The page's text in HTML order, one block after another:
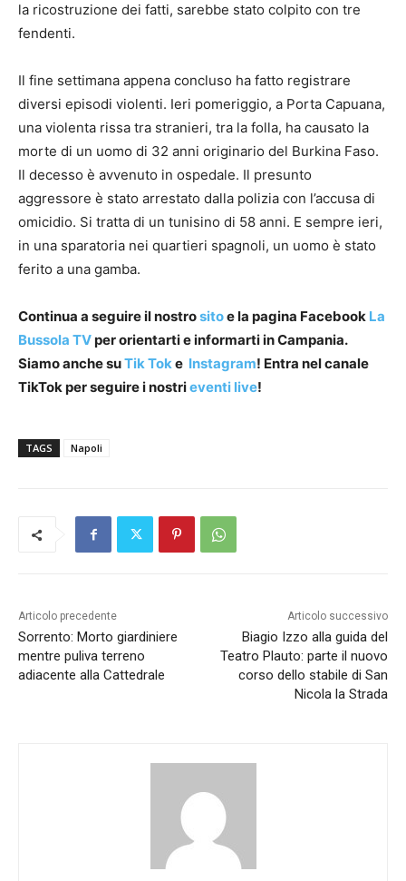
la ricostruzione dei fatti, sarebbe stato colpito con tre
fendenti.
Il fine settimana appena concluso ha fatto registrare
diversi episodi violenti. Ieri pomeriggio, a Porta Capuana,
una violenta rissa tra stranieri, tra la folla, ha causato la
morte di un uomo di 32 anni originario del Burkina Faso.
Il decesso è avvenuto in ospedale. Il presunto
aggressore è stato arrestato dalla polizia con l’accusa di
omicidio. Si tratta di un tunisino di 58 anni. E sempre ieri,
in una sparatoria nei quartieri spagnoli, un uomo è stato
ferito a una gamba.
Continua a seguire il nostrositoe la pagina Facebook La
Bussola TVper orientarti e informarti in Campania.
Siamo anche suTik Toke Instagram! Entra nel canale
TikTok per seguire i nostrieventi live!
TAGS Napoli
Articolo precedente
Sorrento: Morto giardiniere
mentre puliva terreno
adiacente alla Cattedrale
Articolo successivo
Biagio Izzo alla guida del
Teatro Plauto: parte il nuovo
corso dello stabile di San
Nicola la Strada